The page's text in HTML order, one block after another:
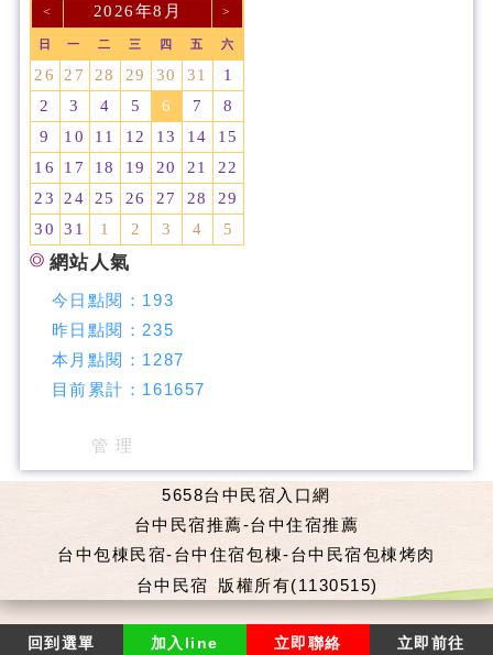
< 2026年8月 >
日 一 二 三 四 五 六
26 27 28 29 30 31
1
2
3 4 5 6 7
8
9
10 11 12 13 14
15
16
17 18 19 20 21
22
23
24 25 26 27 28
29
30
31 1 2 3 4 5
網站人氣
今日點閱： 193
昨日點閱： 235
本月點閱： 1287
目前累計： 161657
管 理
5658台中民宿入口網
台中民宿推薦-台中住宿推薦
台中包棟民宿-台中住宿包棟-台中民宿包棟烤肉
台中民宿 版權所有(1130515)
回到選單 加入line 立即聯絡 立即前往